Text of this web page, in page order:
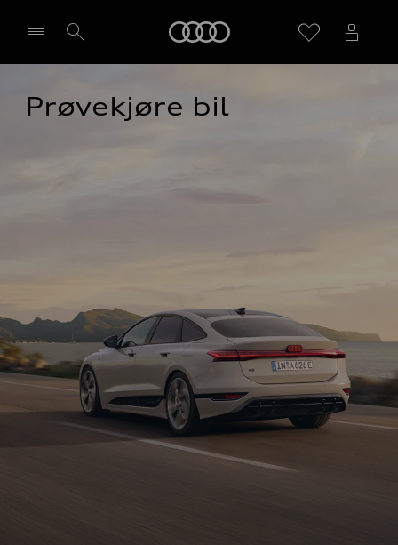
Velg forhandler
Prøvekjøre bil